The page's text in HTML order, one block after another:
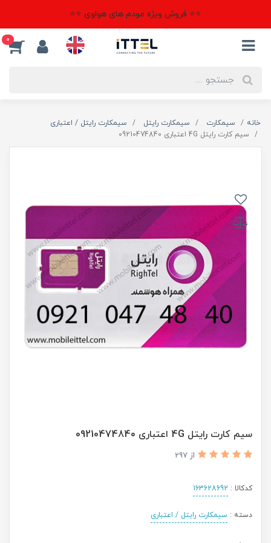
⭐⭐ فروش ویژه مودم های هواوی ⭐⭐
0
خانه سیمکارت سیمکارت رایتل
سیمکارت رایتل / اعتباری
سیم کارت رایتل 4G اعتباری 09210474840
سیم کارت رایتل 4G اعتباری 09210474840
از 297
کدکالا : 163628692
دسته : سیمکارت رایتل / اعتباری